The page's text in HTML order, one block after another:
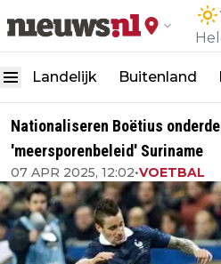
Landelijk Buitenland
Nationaliseren Boëtius
'meersporenbeleid' Suriname
07 APR 2025, 12:02•VOETBAL